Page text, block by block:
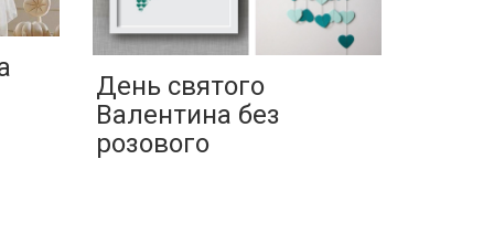
День святого
Валентина без
розового